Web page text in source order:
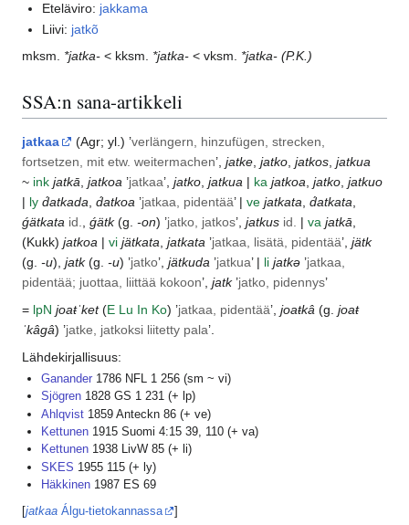
Eteläviro: jakkama
Liivi: jatkõ
mksm. *jatka- < kksm. *jatka- < vksm. *jatka- (P.K.)
SSA:n sana-artikkeli
jatkaa (Agr; yl.) ’verlängern, hinzufügen, strecken,
fortsetzen, mit etw. weitermachen’, jatke jatko jatkos jatkua
~ ink jatkā jatkoa ’jatkaa’, jatko jatkua | ka jatkoa jatko jatkuo
| ly d́atkada d́atkoa ’jatkaa, pidentää’ | ve jatkata d́atkata
ǵätkata id. ǵätk(g. -on) ’jatko, jatkos’, jatkus id. | va jatkā
(Kukk) jatkoa | vi jätkata jatkata ’jatkaa, lisätä, pidentää’, jätk
(g. -u), jatk(g. -u) ’jatko’, jätkuda ’jatkua’ | li jatkə ’jatkaa,
pidentää; juottaa, liittää kokoon’, jatk’jatko, pidennys’
= lpN joaŧˈket(E Lu In Ko) ’jatkaa, pidentää’, joaŧkâ (g. joaŧ
ˈkâgâ) ’jatke, jatkoksi liitetty pala’.
Lähdekirjallisuus:
Ganander1786 NFL 1 256 (sm ~ vi)
Sjögren1828 GS 1 231 (+ lp)
Ahlqvist1859 Anteckn 86 (+ ve)
Kettunen1915 Suomi 4:15 39, 110 (+ va)
Kettunen1938 LivW 85 (+ li)
SKES 1955 115 (+ ly)
Häkkinen1987 ES 69
[jatkaa Álgu-tietokannassa ]